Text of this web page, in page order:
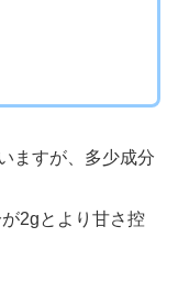
ますが、多少成分
2gとより甘さ控